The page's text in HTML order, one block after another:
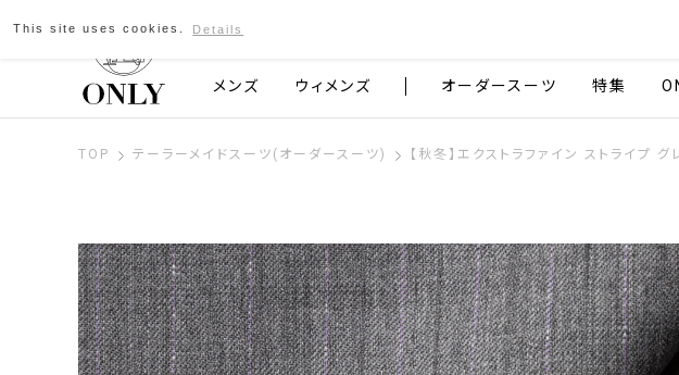
京都発のスーツブランド ONLY
メンズ ウィメンズ オーダースーツ 特集
TOP テーラーメイドスーツ(オーダースーツ) 【秋冬】エクストラファイン ストライプ グ
This site uses cookies. Details